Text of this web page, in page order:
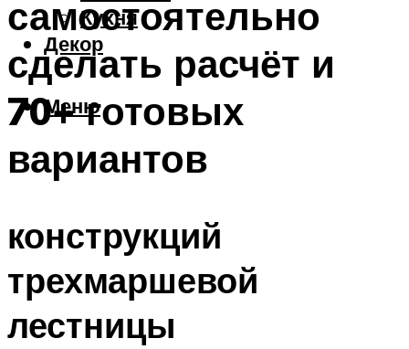
Кухня
Декор
Меню
самостоятельно
сделать расчёт и
70+ готовых
вариантов
конструкций
трехмаршевой
лестницы